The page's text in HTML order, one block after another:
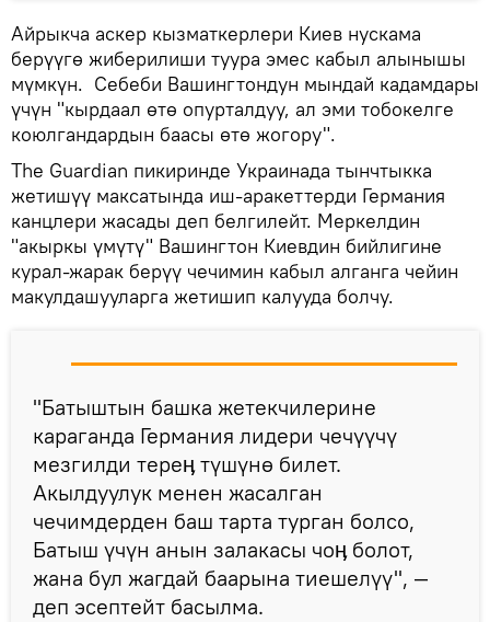
Айрыкча аскер кызматкерлери Киев нускама
берүүгө жиберилиши туура эмес кабыл алынышы
мүмкүн. Себеби Вашингтондун мындай кадамдары
үчүн "кырдаал өтө опурталдуу, ал эми тобокелге
коюлгандардын баасы өтө жогору".
The Guardian пикиринде Украинада тынчтыкка
жетишүү максатында иш-аракеттерди Германия
канцлери жасады деп белгилейт. Меркелдин
"акыркы үмүтү" Вашингтон Киевдин бийлигине
курал-жарак берүү чечимин кабыл алганга чейин
макулдашууларга жетишип калууда болчу.
"Батыштын башка жетекчилерине
караганда Германия лидери чечүүчү
мезгилди тереӊ түшүнө билет.
Акылдуулук менен жасалган
чечимдерден баш тарта турган болсо,
Батыш үчүн анын залакасы чоӊ болот,
жана бул жагдай баарына тиешелүү", —
деп эсептейт басылма.